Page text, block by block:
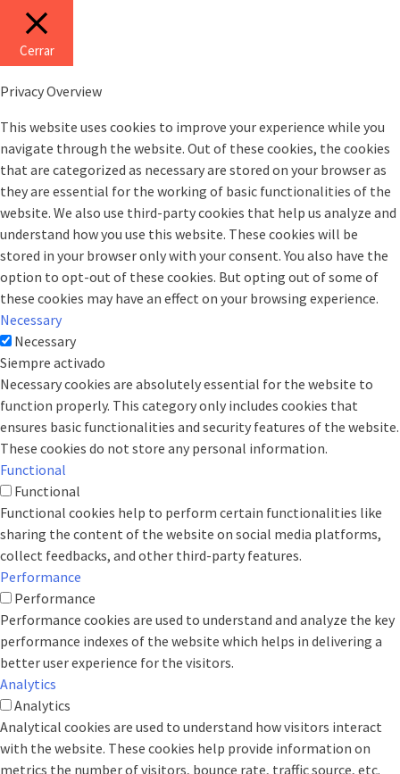
Cerrar
Privacy Overview
This website uses cookies to improve your experience while you
navigate through the website. Out of these cookies, the cookies
that are categorized as necessary are stored on your browser as
they are essential for the working of basic functionalities of the
website. We also use third-party cookies that help us analyze and
understand how you use this website. These cookies will be
stored in your browser only with your consent. You also have the
option to opt-out of these cookies. But opting out of some of
these cookies may have an effect on your browsing experience.
Necessary
Necessary
Siempre activado
Necessary cookies are absolutely essential for the website to
function properly. This category only includes cookies that
ensures basic functionalities and security features of the website.
These cookies do not store any personal information.
Functional
Functional
Functional cookies help to perform certain functionalities like
sharing the content of the website on social media platforms,
collect feedbacks, and other third-party features.
Performance
Performance
Performance cookies are used to understand and analyze the key
performance indexes of the website which helps in delivering a
better user experience for the visitors.
Analytics
Analytics
Analytical cookies are used to understand how visitors interact
with the website. These cookies help provide information on
metrics the number of visitors, bounce rate, traffic source, etc.